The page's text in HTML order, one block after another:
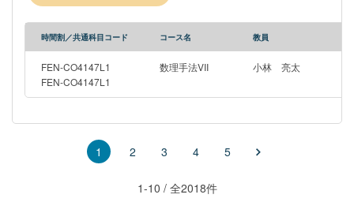
時間割／共通科目コード コース名 教員
FEN-CO4147L1
FEN-CO4147L1
数理手法VII 小林 亮太
1 2 3 4 5
1-10 / 全2018件